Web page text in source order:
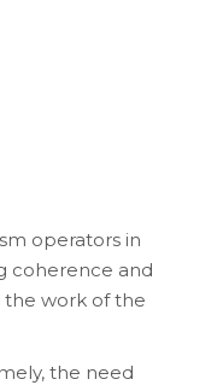
operators in
coherence and
the work of the
the need